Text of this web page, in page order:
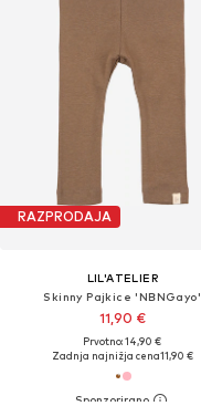
RAZPRODAJA
LIL'ATELIER
Skinny Pajkice 'NBNGayo'
11,90 €
Prvotno: 14,90 €
Zadnja najnižja cena11,90 €